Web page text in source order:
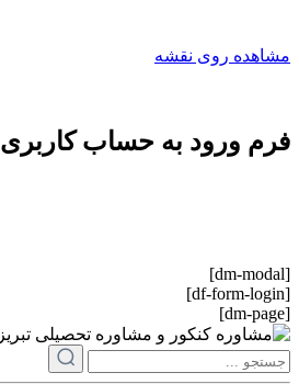
مشاهده روی نقشه
فرم ورود به حساب کاربری
[dm-modal]
[df-form-login]
[dm-page]